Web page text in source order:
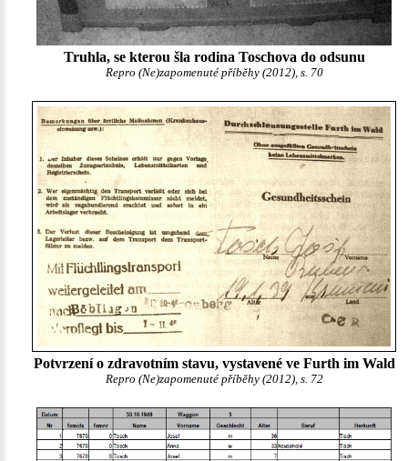
Truhla, se kterou šla rodina Toschova do odsunu
Repro (Ne)zapomenuté příběhy (2012), s. 70
Potvrzení o zdravotním stavu, vystavené ve Furth im Wald
Repro (Ne)zapomenuté příběhy (2012), s. 72